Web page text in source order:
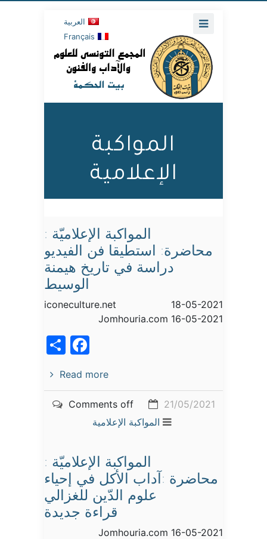
العربية
Français
المواكبة
الإعلامية
المواكبة الإعلاميّة :
محاضرة: استطيقا فن الفيديو
دراسة في تاريخ هيمنة
الوسيط
iconeculture.net 18-05-2021
Jomhouria.com 16-05-2021
Read more
21/05/2021
Comments off
المواكبة الإعلامية
المواكبة الإعلاميّة :
محاضرة :آداب الأكل في إحياء
علوم الدّين للغزالي
قراءة جديدة
Jomhouria.com 16-05-2021